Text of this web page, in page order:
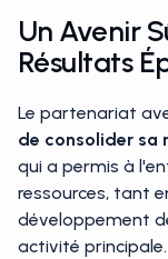
Un Avenir
Résultats
Le partenariat
de consolider sa
qui a permis à
ressources, tant
développement
activité